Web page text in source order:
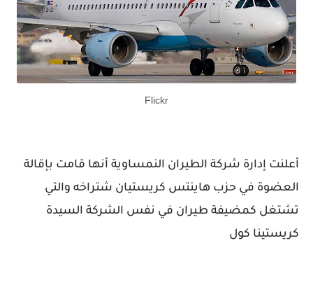
Flickr
أعلنت إدارة شركة الطيران النمساوية أنها قامت بإقالة
العضوة في حزب هاينتس كريستيان شتراخه والتي
تشتغل كمضيفة طيران في نفس الشركة السيدة
كريستينا كول